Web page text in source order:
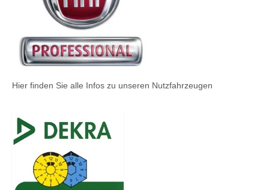
Hier finden Sie alle Infos zu unseren Nutzfahrzeugen